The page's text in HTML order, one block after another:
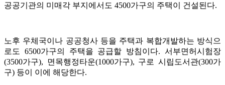
공공기관의 미매각 부지에서도 4500가구의 주택이 건설된다.
노후 우체국이나 공공청사 등을 주택과 복합개발하는 방식으
로도 6500가구의 주택을 공급할 방침이다. 서부면허시험장
(3500가구), 면목행정타운(1000가구), 구로 시립도서관(300가
구) 등이 이에 해당한다.